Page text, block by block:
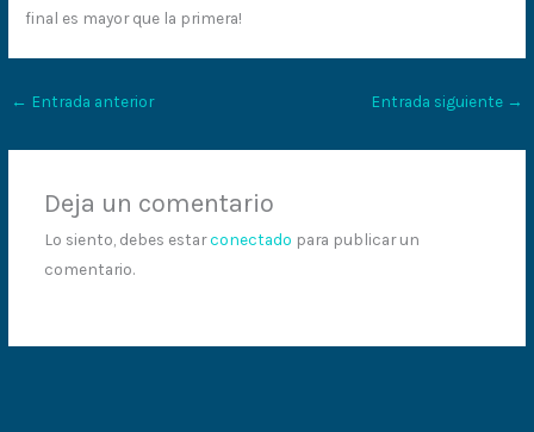
final es mayor que la primera!
← Entrada anterior Entrada siguiente →
Deja un comentario
Lo siento, debes estarconectado para publicar un
comentario.